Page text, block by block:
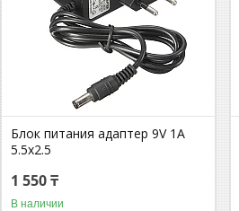
Блок питания адаптер 9V 1A
5.5x2.5
1 550 ₸
В наличии